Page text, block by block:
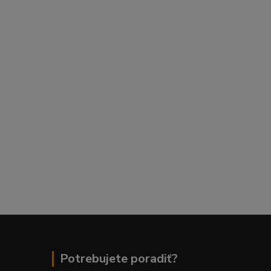
Potrebujete poradiť?